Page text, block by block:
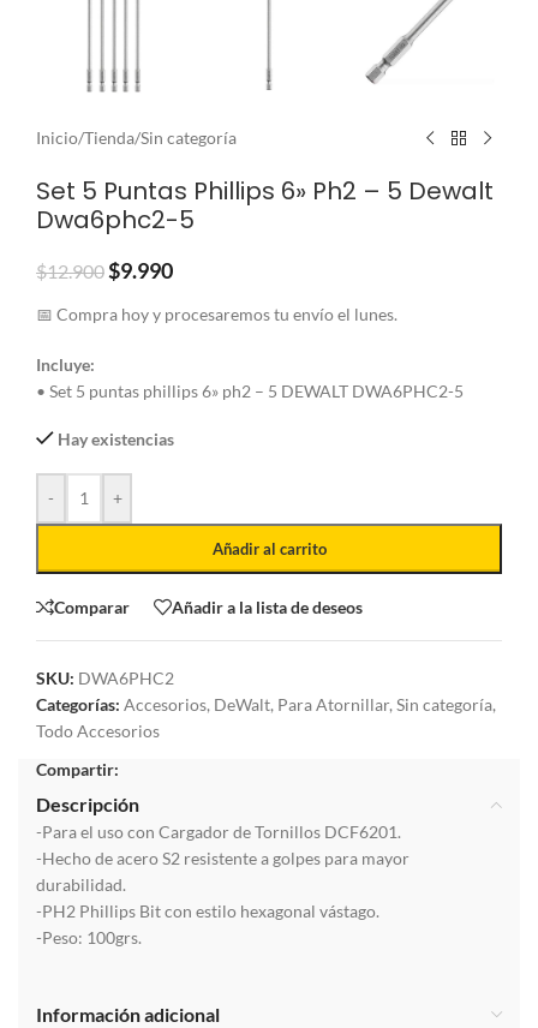
Inicio/Tienda/Sin categoría
Set 5 Puntas Phillips 6» Ph2 – 5 Dewalt
Dwa6phc2-5
$12.900$9.990
📅 Compra hoy y procesaremos tu envío el lunes.
Incluye:
• Set 5 puntas phillips 6» ph2 – 5 DEWALT DWA6PHC2-5
Hay existencias
- +
Añadir al carrito
Comparar Añadir a la lista de deseos
SKU: DWA6PHC2
Categorías: Accesorios, DeWalt, Para Atornillar, Sin categoría,
Todo Accesorios
Compartir:
Descripción
-Para el uso con Cargador de Tornillos DCF6201.
-Hecho de acero S2 resistente a golpes para mayor
durabilidad.
-PH2 Phillips Bit con estilo hexagonal vástago.
-Peso: 100grs.
Información adicional